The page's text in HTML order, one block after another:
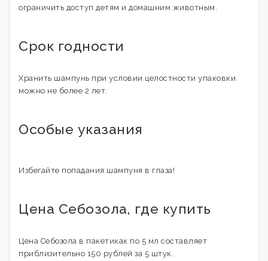
ограничить доступ детям и домашним животным.
Срок годности
Хранить шампунь при условии целостности упаковки
можно не более 2 лет.
Особые указания
Избегайте попадания шампуня в глаза!
Цена Cебозола, где купить
Цена Cебозола в пакетиках по 5 мл составляет
приблизительно 150 рублей за 5 штук.